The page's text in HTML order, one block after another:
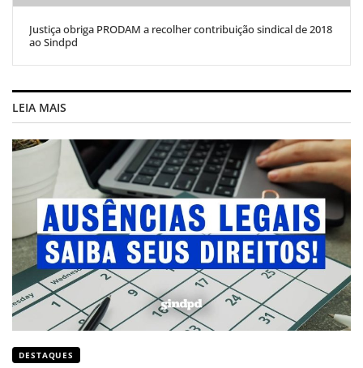
Justiça obriga PRODAM a recolher contribuição sindical de 2018
ao Sindpd
LEIA MAIS
DESTAQUES